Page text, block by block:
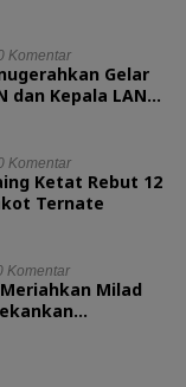
Komentar
Gelar
dan Kepala LAN
Komentar
Ketat Rebut 12
Ternate
Komentar
Milad